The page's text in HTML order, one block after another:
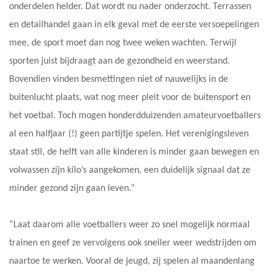
onderdelen helder. Dat wordt nu nader onderzocht. Terrassen
en detailhandel gaan in elk geval met de eerste versoepelingen
mee, de sport moet dan nog twee weken wachten. Terwijl
sporten juist bijdraagt aan de gezondheid en weerstand.
Bovendien vinden besmettingen niet of nauwelijks in de
buitenlucht plaats, wat nog meer pleit voor de buitensport en
het voetbal. Toch mogen honderdduizenden amateurvoetballers
al een halfjaar (!) geen partijtje spelen. Het verenigingsleven
staat stil, de helft van alle kinderen is minder gaan bewegen en
volwassen zijn kilo’s aangekomen, een duidelijk signaal dat ze
minder gezond zijn gaan leven.”
“Laat daarom alle voetballers weer zo snel mogelijk normaal
trainen en geef ze vervolgens ook sneller weer wedstrijden om
naartoe te werken. Vooral de jeugd, zij spelen al maandenlang